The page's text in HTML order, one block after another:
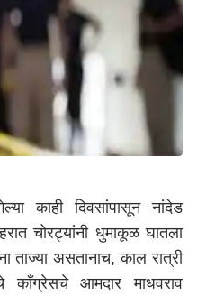
काही दिवसांपासून नांदेड
चोरट्यांनी धुमाकूळ घातला
ताज्या असतानाच, काल रात्री
काँग्रेसचे आमदार माधवराव